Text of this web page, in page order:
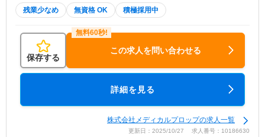
残業少なめ 無資格 OK 積極採用中
保存する
この求人を問い合わせる
詳細を見る
株式会社メディカルプロップの求人一覧
更新日：2025/10/27 求人番号：10186630